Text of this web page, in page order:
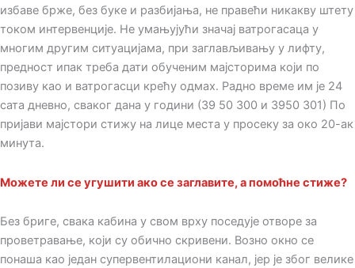
избаве брже, без буке и разбијања, не правећи никакву штету
током интервенције. Не умањујући значај ватрогасаца у
многим другим ситуацијама, при заглављивању у лифту,
предност ипак треба дати обученим мајсторима који по
позиву као и ватрогасци крећу одмах. Радно време им је 24
сата дневно, сваког дана у години (39 50 300 и 3950 301) По
пријави мајстори стижу на лице места у просеку за око 20-ак
минута.
Можете ли се угушити ако се заглавите, а помоћне стижe?
Без бриге, свака кабина у свом врху поседује отворе за
проветравање, који су обично скривени. Возно окно се
понаша као један супервентилациони канал, јер је због велике